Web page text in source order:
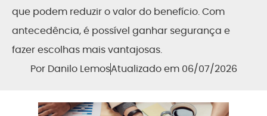
que podem reduzir o valor do benefício. Com
antecedência, é possível ganhar segurança e
fazer escolhas mais vantajosas.
PorDanilo LemosAtualizado em 06/07/2026